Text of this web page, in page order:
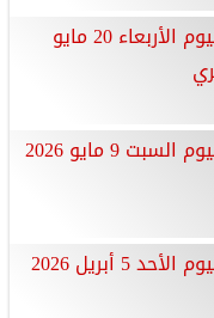
سعر الدينار الكويتى اليوم الأربعاء 20 مايو
سعر الدينار الكويتى اليوم السبت 9 مايو 2026
سعر الدينار الكويتي اليوم الأحد 5 أبريل 2026